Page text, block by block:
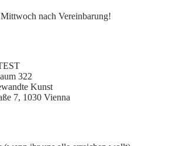
nach Vereinbarung!
322
Kunst
7, 1030 Vienna